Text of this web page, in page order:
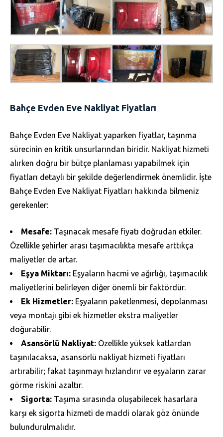
Bahçe Evden Eve Nakliyat Fiyatları
Bahçe Evden Eve Nakliyat yaparken fiyatlar, taşınma
sürecinin en kritik unsurlarından biridir. Nakliyat hizmeti
alırken doğru bir bütçe planlaması yapabilmek için
fiyatları detaylı bir şekilde değerlendirmek önemlidir. İşte
Bahçe Evden Eve Nakliyat Fiyatları hakkında bilmeniz
gerekenler:
Mesafe: Taşınacak mesafe fiyatı doğrudan etkiler.
Özellikle şehirler arası taşımacılıkta mesafe arttıkça
maliyetler de artar.
Eşya Miktarı: Eşyaların hacmi ve ağırlığı, taşımacılık
maliyetlerini belirleyen diğer önemli bir faktördür.
Ek Hizmetler: Eşyaların paketlenmesi, depolanması
veya montajı gibi ek hizmetler ekstra maliyetler
doğurabilir.
Asansörlü Nakliyat: Özellikle yüksek katlardan
taşınılacaksa, asansörlü nakliyat hizmeti fiyatları
artırabilir; fakat taşınmayı hızlandırır ve eşyaların zarar
görme riskini azaltır.
Sigorta: Taşıma sırasında oluşabilecek hasarlara
karşı ek sigorta hizmeti de maddi olarak göz önünde
bulundurulmalıdır.